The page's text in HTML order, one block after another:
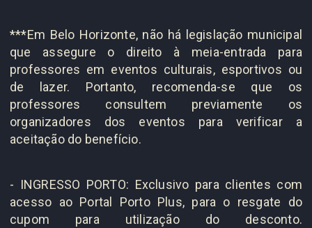
***Em Belo Horizonte, não há legislação municipal
que assegure o direito à meia-entrada para
professores em eventos culturais, esportivos ou
de lazer. Portanto, recomenda-se que os
professores consultem previamente os
organizadores dos eventos para verificar a
aceitação do benefício.
- INGRESSO PORTO: Exclusivo para clientes com
acesso ao Portal Porto Plus, para o resgate do
cupom para utilização do desconto.